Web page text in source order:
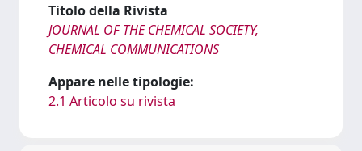
Titolo della Rivista
JOURNAL OF THE CHEMICAL SOCIETY,
CHEMICAL COMMUNICATIONS
Appare nelle tipologie:
2.1 Articolo su rivista